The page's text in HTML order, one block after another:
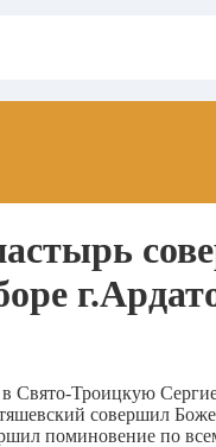
Свято-Троицкую
совершил
поминовение по